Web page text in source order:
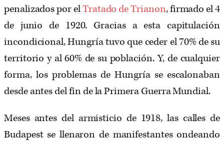
penalizados por elTratado de Trianon, firmado el 4
de junio de 1920. Gracias a esta capitulación
incondicional, Hungría tuvo que ceder el 70% de su
territorio y al 60% de su población. Y, de cualquier
forma, los problemas de Hungría se escalonaban
desde antes del fin de la Primera Guerra Mundial.
Meses antes del armisticio de 1918, las calles de
Budapest se llenaron de manifestantes ondeando